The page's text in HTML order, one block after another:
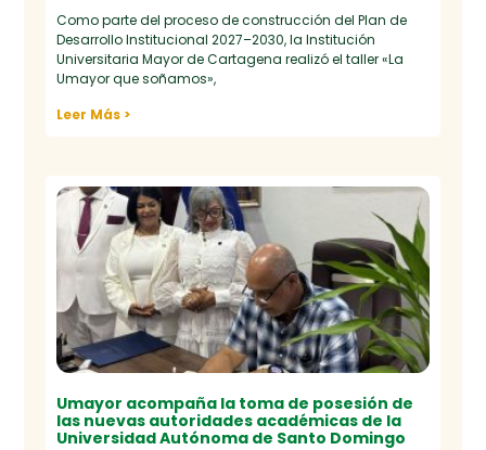
Como parte del proceso de construcción del Plan de
Desarrollo Institucional 2027–2030, la Institución
Universitaria Mayor de Cartagena realizó el taller «La
Umayor que soñamos»,
Leer Más >
Umayor acompaña la toma de posesión de
las nuevas autoridades académicas de la
Universidad Autónoma de Santo Domingo